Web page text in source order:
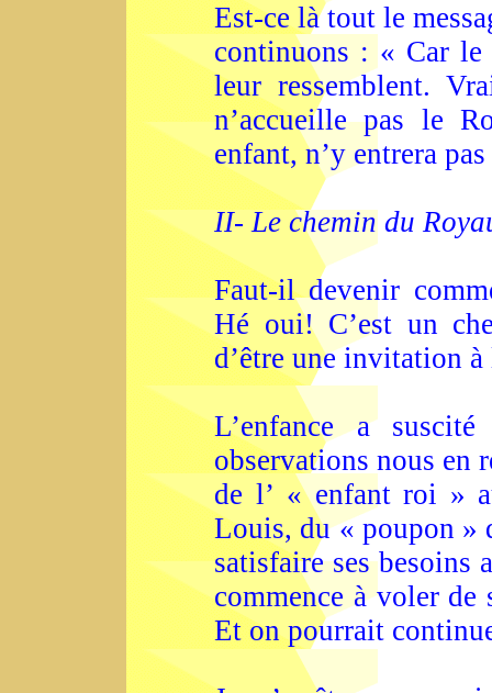
Est-ce là tout le
continuons : « Car
leur ressemblent.
n’accueille pas le
enfant, n’y entrera
II- Le chemin du
Faut-il devenir
Hé oui! C’est un
d’être une invitation
L’enfance a
observations nous en
de l’ « enfant roi »
Louis, du « poupon »
satisfaire ses
commence à voler de
Et on pourrait